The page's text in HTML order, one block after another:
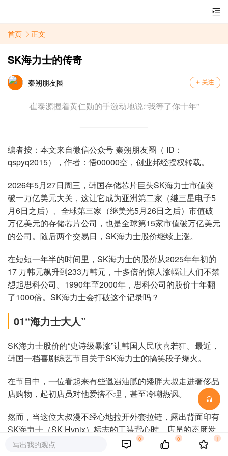
首页 正文
SK海力士的传奇
秦朔朋友圈
崔泰源握着黄仁勋的手激动地说:“我等了你十年”
编者按：本文来自微信公众号 秦朔朋友圈（ ID：
qspyq2015），作者：悟00000空，创业邦经授权转载。
2026年5月27日周三，韩国存储芯片巨头SK海力士市值突
破一万亿美元大关，这让它成为亚洲第二家（继三星电子5
月6日之后）、全球第三家（继美光5月26日之后）市值破
万亿美元的存储芯片公司，也是全球第15家市值破万亿美元
的公司。随后两个交易日，SK海力士股价继续上涨。
在短短一年半的时间里，SK海力士的股价从2025年年初的
17 万韩元飙升到233万韩元，十多倍的惊人涨幅让人们不禁
想起思科公司。1990年至2000年，思科公司的股价十年翻
了1000倍。SK海力士会打破这个记录吗？
01“海力士大人”
SK海力士股价的“史诗级暴涨”让韩国人民欣喜若狂。最近，
韩国一档喜剧综艺节目关于SK海力士的搞笑段子爆火。
在节目中，一位看起来有些邋遢油腻的矮胖大叔走进奢侈品
店购物，起初店员对他爱搭不理，甚至冷嘲热讽。
然而，当这位大叔漫不经心地拉开外套拉链，露出背面印有
SK海力士（SK Hynix）标志的工装背心时，店员的态度发
生了180度大转弯，直接原地滑跪，口中连呼“海力士大
写出我的观点
0 0 1